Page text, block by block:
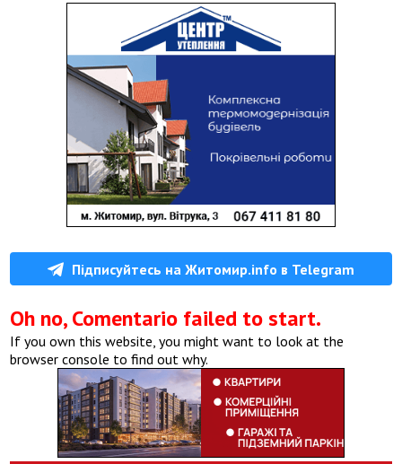
Підписуйтесь на Житомир.info в Telegram
Oh no, Comentario failed to start.
If you own this website, you might want to look at the
browser console to find out why.